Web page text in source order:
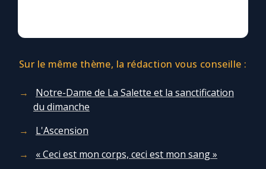
Sur le même thème, la rédaction vous conseille :
Notre-Dame de La Salette et la sanctification
du dimanche
L'Ascension
« Ceci est mon corps, ceci est mon sang »